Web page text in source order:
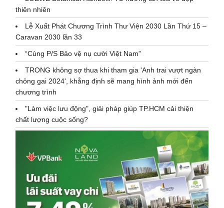
thiên nhiên
Lễ Xuất Phát Chương Trình Thư Viện 2030 Lần Thứ 15 –
Caravan 2030 lần 33
“Cùng P/S Bảo vệ nụ cười Việt Nam”
TRONG không sợ thua khi tham gia 'Anh trai vượt ngàn
chông gai 2024', khẳng định sẽ mang hình ảnh mới đến
chương trình
"Làm việc lưu động", giải pháp giúp TP.HCM cải thiện
chất lượng cuộc sống?